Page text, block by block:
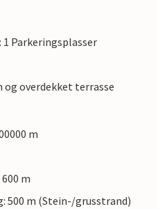
Parkeringsplasser
og overdekket terrasse
m
m
500 m (Stein-/grusstrand)